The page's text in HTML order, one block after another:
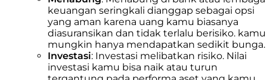
keuangan seringkali dianggap sebagai opsi
yang aman karena uang kamu biasanya
diasuransikan dan tidak terlalu berisiko. kamu
mungkin hanya mendapatkan sedikit bunga.
Investasi: Investasi melibatkan risiko. Nilai
investasi kamu bisa naik atau turun